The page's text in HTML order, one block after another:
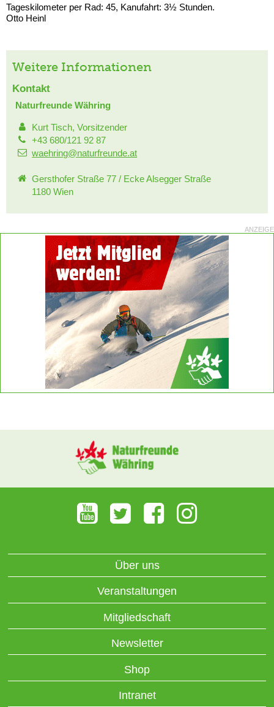
Tageskilometer per Rad: 45, Kanufahrt: 3½ Stunden.
Otto Heinl
Weitere Informationen
Kontakt
Naturfreunde Währing
Kurt Tisch, Vorsitzender
+43 680/121 92 87
waehring@naturfreunde.at
Gersthofer Straße 77 / Ecke Alsegger Straße
1180 Wien
ANZEIGE
Über uns
Veranstaltungen
Mitgliedschaft
Newsletter
Shop
Intranet